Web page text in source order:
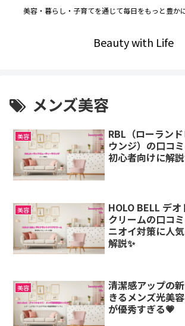
美容・暮らし・子育てを通じて毎日をもっと豊か
Beauty with Life
メンズ美容
美容
RBL（ローラン
ウンジ）の口コ
初心者向けに解
美容
HOLO BELL デ
クリームの口コ
ニオイ対策に人
解説✨
美容
清潔感アップの
きるメンズ光美
が優秀すぎる💗